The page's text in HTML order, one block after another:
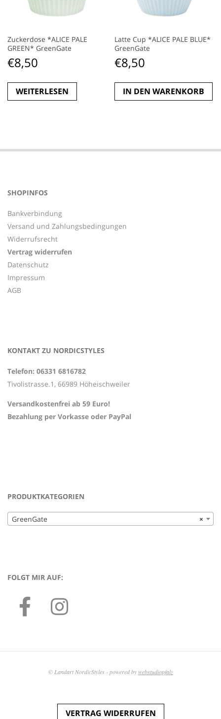
Zuckerdose *ALICE PALE
GREEN* GreenGate
€8,50
WEITERLESEN
Latte Cup *ALICE PALE BLUE*
GreenGate
€8,50
IN DEN WARENKORB
SHOPINFOS
Bankverbindung
Versand und Zahlungsbedingungen
Widerrufsrecht
Vertrag widerrufen
Datenschutz
Impressum
AGB
KONTAKT ZU NORDICSTYLES
Telefon: 06331 6816782
Tivolistrasse.1, 66989 Höheischweiler
Versandkostenfrei ab 59 Euro!
Bezahlung per Vorkasse oder PayPal
PRODUKTKATEGORIEN
×
GreenGate
FOLGT MIR AUF:
© Landart NordicStyles - powered bywebstudiopfalz
VERTRAG WIDERRUFEN